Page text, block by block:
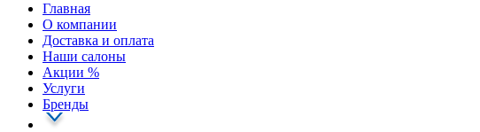
Главная
О компании
Доставка и оплата
Наши cалоны
Акции %
Услуги
Бренды